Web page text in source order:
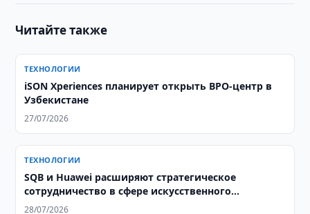
Читайте также
ТЕХНОЛОГИИ
iSON Xperiences планирует открыть BPO-центр в
Узбекистане
27/07/2026
ТЕХНОЛОГИИ
SQB и Huawei расширяют стратегическое
сотрудничество в сфере искусственного
интеллекта
28/07/2026